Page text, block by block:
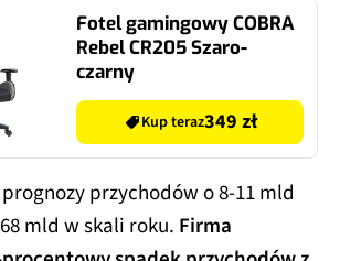
Fotel gamingowy COBRA
Rebel CR205 Szaro-
czarny
Kup teraz349 zł
przychodów o 8-11 mld
mld w skali roku. Firma
spadek przychodów z